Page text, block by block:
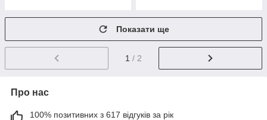
Показати ще
1 / 2
Про нас
100% позитивних з 617 відгуків за рік